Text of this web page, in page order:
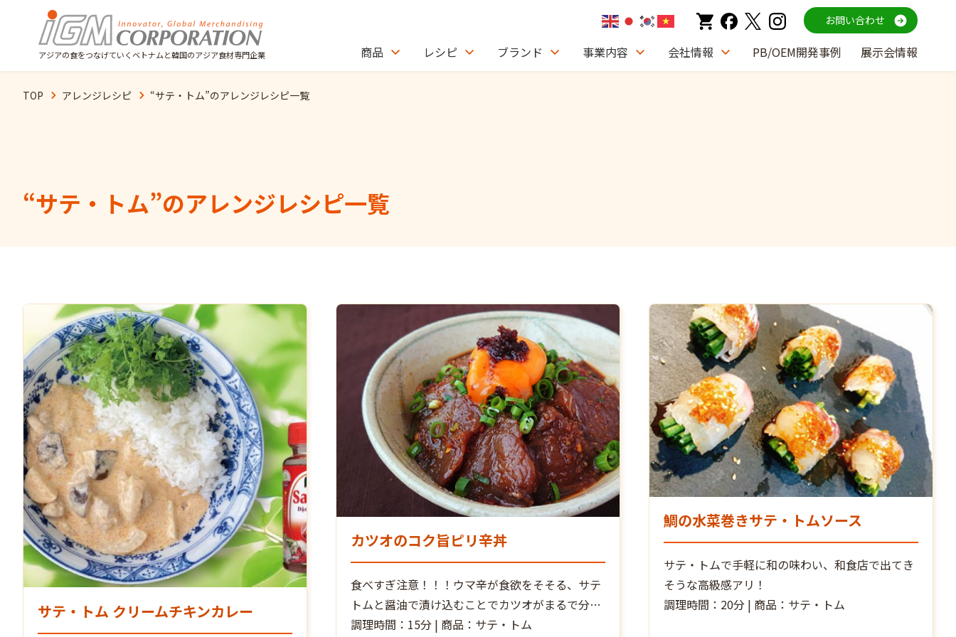
アジアの食をつなげていくベトナムと韓国のアジア食材専門企業 商品 レシピ ブランド 事業内容 会社情報 PB/OEM開発事例 展示会情報
お問い合わせ
TOP アレンジレシピ “サテ・トム”のアレンジレシピ一覧
“サテ・トム”のアレンジレシピ一覧
サテ・トム クリームチキンカレー
カツオのコク旨ピリ辛丼
食べすぎ注意！！！ウマ辛が食欲をそそる、サテ
トムと醤油で漬け込むことでカツオがまるで分厚
い生ハムのような食感に！
調理時間：15分 | 商品：サテ・トム
鯛の水菜巻きサテ・トムソース
サテ・トムで手軽に和の味わい、和食店で出てき
そうな高級感アリ！
調理時間：20分 | 商品：サテ・トム